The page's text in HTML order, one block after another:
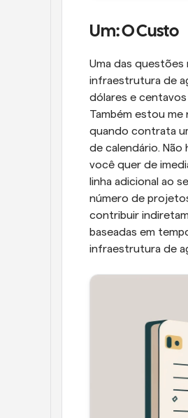
Um: O Custo
Uma das questões
infraestrutura de
dólares e centavos
Também estou
quando contrata
de calendário. Não
você quer de
linha adicional ao
número de
contribuir
baseadas em
infraestrutura de